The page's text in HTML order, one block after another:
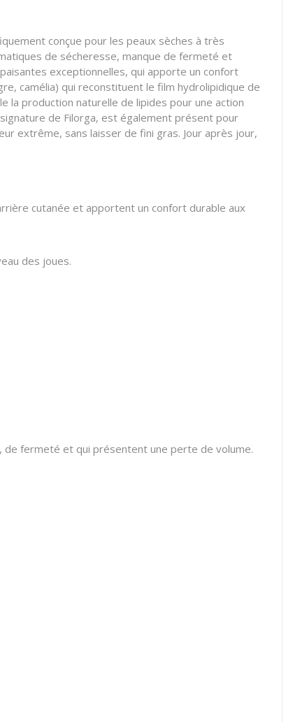
conçue pour les peaux sèches à très
de sécheresse, manque de fermeté et
exceptionnelles, qui apporte un confort
camélia) qui reconstituent le film hydrolipidique de
la production naturelle de lipides pour une action
de Filorga, est également présent pour
extrême, sans laisser de fini gras. Jour après jour,
cutanée et apportent un confort durable aux
des joues.
de fermeté et qui présentent une perte de volume.